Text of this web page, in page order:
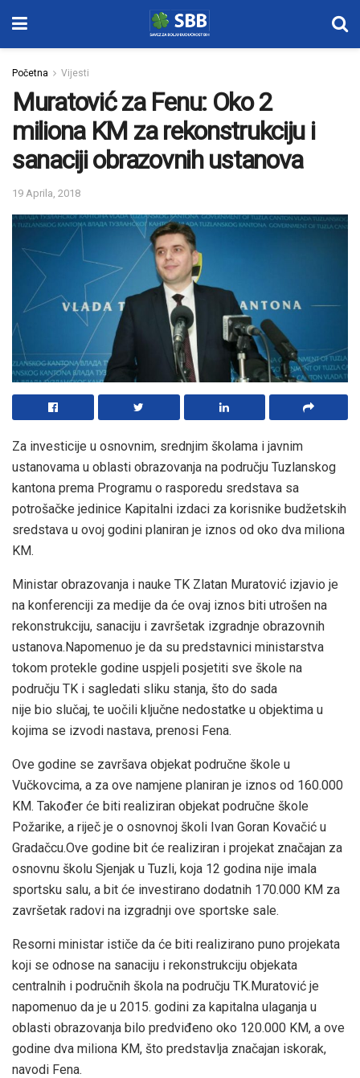
Početna Vijesti
Muratović za Fenu: Oko 2
miliona KM za rekonstrukciju i
sanaciji obrazovnih ustanova
19 Aprila, 2018
Za investicije u osnovnim, srednjim školama i javnim
ustanovama u oblasti obrazovanja na području Tuzlanskog
kantona prema Programu o rasporedu sredstava sa
potrošačke jedinice Kapitalni izdaci za korisnike budžetskih
sredstava u ovoj godini planiran je iznos od oko dva miliona
KM.
Ministar obrazovanja i nauke TK Zlatan Muratović izjavio je
na konferenciji za medije da će ovaj iznos biti utrošen na
rekonstrukciju, sanaciju i završetak izgradnje obrazovnih
ustanova.Napomenuo je da su predstavnici ministarstva
tokom protekle godine uspjeli posjetiti sve škole na
području TK i sagledati sliku stanja, što do sada
nije bio slučaj, te uočili ključne nedostatke u objektima u
kojima se izvodi nastava, prenosi Fena.
Ove godine se završava objekat područne škole u
Vučkovcima, a za ove namjene planiran je iznos od 160.000
KM. Također će biti realiziran objekat područne škole
Požarike, a riječ je o osnovnoj školi Ivan Goran Kovačić u
Gradačcu.Ove godine bit će realiziran i projekat značajan za
osnovnu školu Sjenjak u Tuzli, koja 12 godina nije imala
sportsku salu, a bit će investirano dodatnih 170.000 KM za
završetak radovi na izgradnji ove sportske sale.
Resorni ministar ističe da će biti realizirano puno projekata
koji se odnose na sanaciju i rekonstrukciju objekata
centralnih i područnih škola na području TK.Muratović je
napomenuo da je u 2015. godini za kapitalna ulaganja u
oblasti obrazovanja bilo predviđeno oko 120.000 KM, a ove
godine dva miliona KM, što predstavlja značajan iskorak,
navodi Fena.